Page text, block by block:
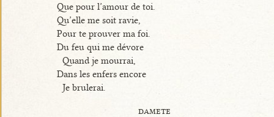
Que pour l’amour de toi.
Qu’elle me soit ravie,
Pour te prouver ma foi.
Du feu qui me dévore
Quand je mourrai,
Dans les enfers encore
Je brulerai.
damete